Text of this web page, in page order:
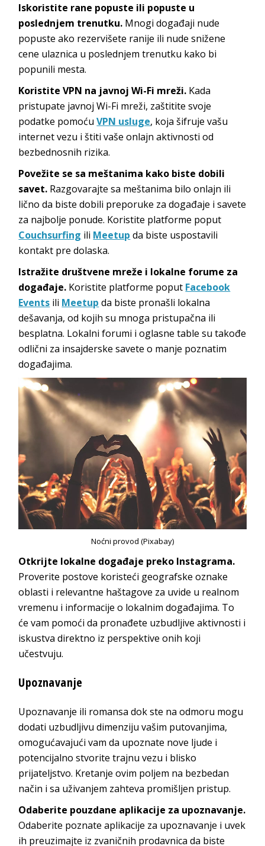
Iskoristite rane popuste ili popuste u
poslednjem trenutku. Mnogi događaji nude
popuste ako rezervišete ranije ili nude snižene
cene ulaznica u poslednjem trenutku kako bi
popunili mesta.
Koristite VPN na javnoj Wi-Fi mreži. Kada
pristupate javnoj Wi-Fi mreži, zaštitite svoje
podatke pomoćuVPN usluge, koja šifruje vašu
internet vezu i štiti vaše onlajn aktivnosti od
bezbednosnih rizika.
Povežite se sa meštanima kako biste dobili
savet. Razgovarajte sa meštanima bilo onlajn ili
lično da biste dobili preporuke za događaje i savete
za najbolje ponude. Koristite platforme poput
Couchsurfing ili Meetup da biste uspostavili
kontakt pre dolaska.
Istražite društvene mreže i lokalne forume za
događaje. Koristite platforme poput Facebook
Events ili Meetup da biste pronašli lokalna
dešavanja, od kojih su mnoga pristupačna ili
besplatna. Lokalni forumi i oglasne table su takođe
odlični za insajderske savete o manje poznatim
događajima.
Noćni provod (Pixabay)
Otkrijte lokalne događaje preko Instagrama.
Proverite postove koristeći geografske oznake
oblasti i relevantne haštagove za uvide u realnom
vremenu i informacije o lokalnim događajima. To
će vam pomoći da pronađete uzbudljive aktivnosti i
iskustva direktno iz perspektive onih koji
učestvuju.
Upoznavanje
Upoznavanje ili romansa dok ste na odmoru mogu
dodati uzbudljivu dimenziju vašim putovanjima,
omogućavajući vam da upoznate nove ljude i
potencijalno stvorite trajnu vezu i blisko
prijateljstvo. Kretanje ovim poljem na bezbedan
način i sa uživanjem zahteva promišljen pristup.
Odaberite pouzdane aplikacije za upoznavanje.
Odaberite poznate aplikacije za upoznavanje i uvek
ih preuzimajte iz zvaničnih prodavnica da biste